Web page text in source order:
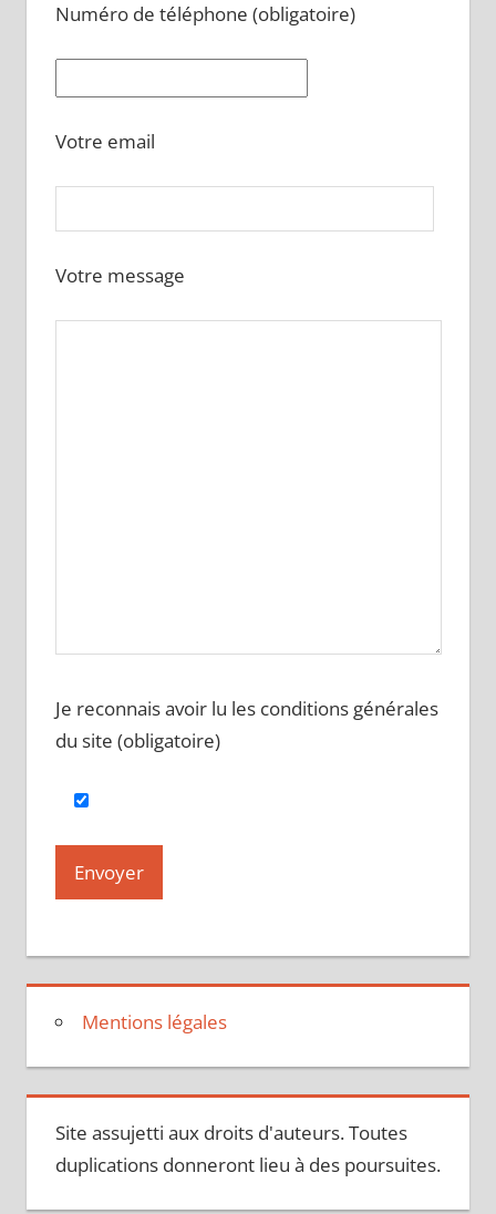
Numéro de téléphone (obligatoire)
Votre email
Votre message
Je reconnais avoir lu les conditions générales
du site (obligatoire)
Mentions légales
Site assujetti aux droits d'auteurs. Toutes
duplications donneront lieu à des poursuites.